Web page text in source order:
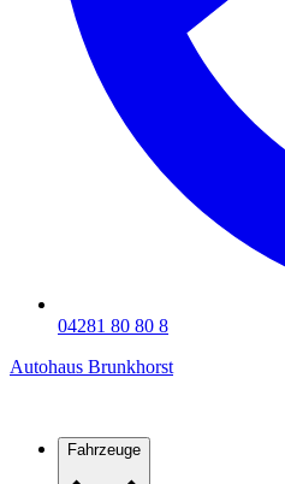
04281 80 80 8
Autohaus Brunkhorst
Fahrzeuge